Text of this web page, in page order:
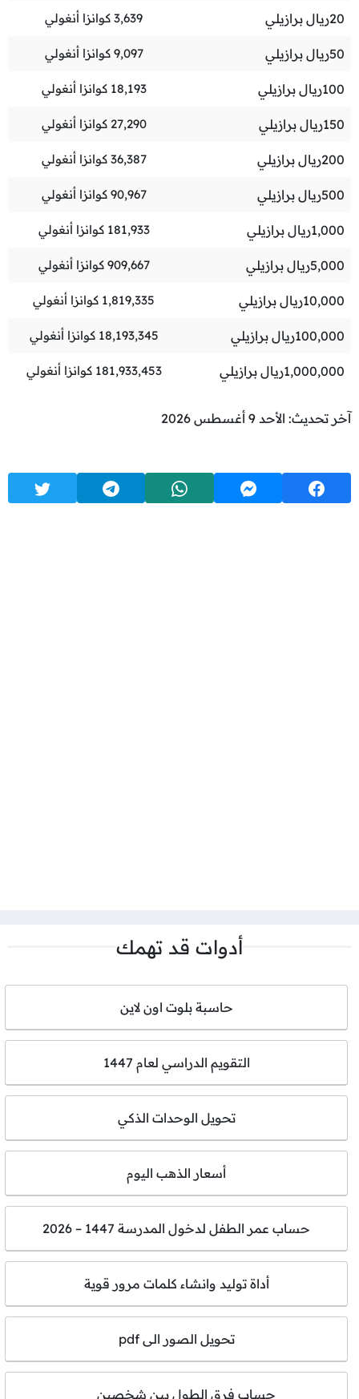
20ريال برازيلي 3,639 كوانزا أنغولي
50ريال برازيلي 9,097 كوانزا أنغولي
100ريال برازيلي 18,193 كوانزا أنغولي
150ريال برازيلي 27,290 كوانزا أنغولي
200ريال برازيلي 36,387 كوانزا أنغولي
500ريال برازيلي 90,967 كوانزا أنغولي
1,000ريال برازيلي 181,933 كوانزا أنغولي
5,000ريال برازيلي 909,667 كوانزا أنغولي
10,000ريال برازيلي 1,819,335 كوانزا أنغولي
100,000ريال برازيلي 18,193,345 كوانزا أنغولي
1,000,000ريال برازيلي 181,933,453 كوانزا أنغولي
آخر تحديث: الأحد 9 أغسطس 2026
أدوات قد تهمك
حاسبة بلوت اون لاين
التقويم الدراسي لعام 1447
تحويل الوحدات الذكي
أسعار الذهب اليوم
حساب عمر الطفل لدخول المدرسة 1447 – 2026
أداة توليد وانشاء كلمات مرور قوية
تحويل الصور الى pdf
حساب فرق الطول بين شخصين